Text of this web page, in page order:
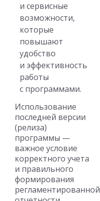
и сервисные
возможности,
которые
повышают
удобство
и эффективность
работы
с программами.
Использование
последней версии
(релиза)
программы —
важное условие
корректного учета
и правильного
формирования
регламентированной